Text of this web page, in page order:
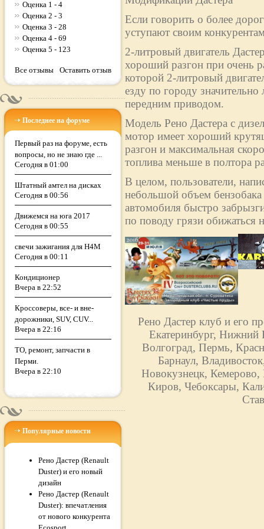
Оценка 1 - 4
Оценка 2 - 3
Оценка 3 - 28
Оценка 4 - 69
Оценка 5 - 123
Все отзывы Оставить отзыв
Последнее на форуме
Первый раз на форуме, есть
вопросы, но не знаю где ...
Сегодня в 01:00
Штатный амтел на дисках
Сегодня в 00:56
Движемся на юга 2017
Сегодня в 00:55
свечи зажигания для H4M
Сегодня в 00:11
Кондиционер
Вчера в 22:52
Кроссоверы, все- и вне-
дорожники, SUV, CUV...
Вчера в 22:16
ТО, ремонт, запчасти в
Перми.
Вчера в 22:10
Популярные новости
Рено Дастер (Renault
Duster) и его новый
дизайн
Рено Дастер (Renault
Duster): впечатления
от нового конкурента
Если говорить о более
уступают своим
2-литровый двигатель
хороший разгон при очень
которой 2-литровый
езду по городу
передним приводом.
Модель Рено Дастера с
мотор имеет хороший
разгон и максимальная
топлива меньше в полтора
В целом, пользователи,
небольшой объем бензобака
автомобиля быстро
по поводу грязи обижаться
Рено Дастер клуб и его
Екатеринбург, Нижний
Волгоград, Пермь,
Барнаул,
Новокузнецк,
Киров, Чебоксары,